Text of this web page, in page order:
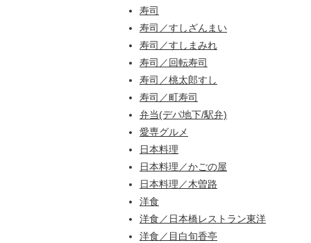
寿司
寿司／すしざんまい
寿司／すしまみれ
寿司／回転寿司
寿司／桃太郎すし
寿司／町寿司
弁当(デパ地下/駅弁)
愛専グルメ
日本料理
日本料理／かごの屋
日本料理／木曽路
洋食
洋食／日本橋レストラン東洋
洋食／目白旬香亭